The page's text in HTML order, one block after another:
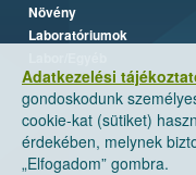
Adatkezelési
gondoskodunk
cookie-kat (sütiket)
érdekében, melynek
„Elfogadom” gombra.
Növény
Laboratóriumok